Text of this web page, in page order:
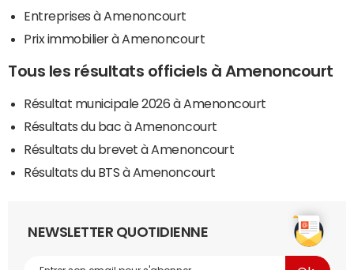
Entreprises à Amenoncourt
Prix immobilier à Amenoncourt
Tous les résultats officiels à Amenoncourt
Résultat municipale 2026 à Amenoncourt
Résultats du bac à Amenoncourt
Résultats du brevet à Amenoncourt
Résultats du BTS à Amenoncourt
NEWSLETTER QUOTIDIENNE